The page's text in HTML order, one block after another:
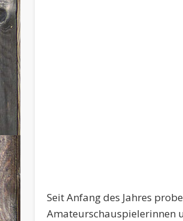
Seit Anfang des Jahres
Amateurschauspielerinnen